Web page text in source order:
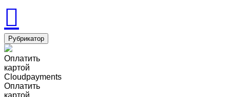
Рубрикатор
Оплатить
картой
Cloudpayments
Оплатить
картой